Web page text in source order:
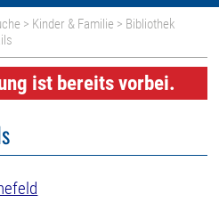
> Kinder & Familie > Bibliothek
ist bereits vorbei.